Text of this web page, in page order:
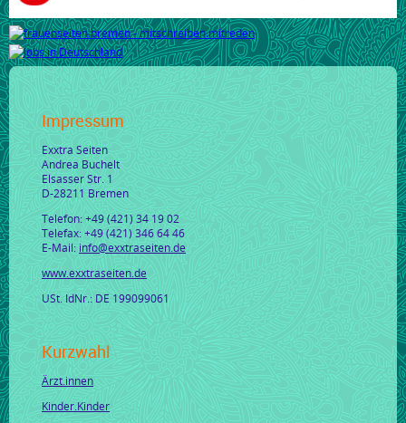
Impressum
Exxtra Seiten
Andrea Buchelt
Elsasser Str. 1
D-28211 Bremen
Telefon: +49 (421) 34 19 02
Telefax: +49 (421) 346 64 46
E-Mail: info@exxtraseiten.de
www.exxtraseiten.de
USt. IdNr.: DE 199099061
Kurzwahl
Ärzt.innen
Kinder.Kinder